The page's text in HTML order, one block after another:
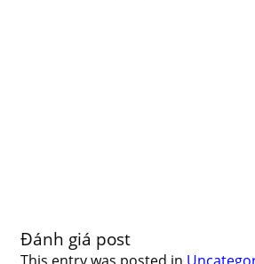
Đánh giá post
This entry was posted in